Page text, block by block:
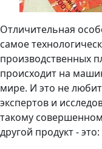
Отличительная
самое
производственных
происходит на
мире. И это не
экспертов и
такому
другой продукт - это: